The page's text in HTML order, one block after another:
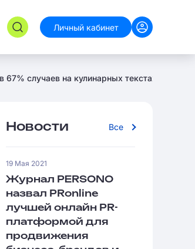
Личный кабинет
случаев на кулинарных текстах
Новости Все
19 Мая 2021
Журнал PERSONO
назвал PRonline
лучшей онлайн PR-
платформой для
продвижения